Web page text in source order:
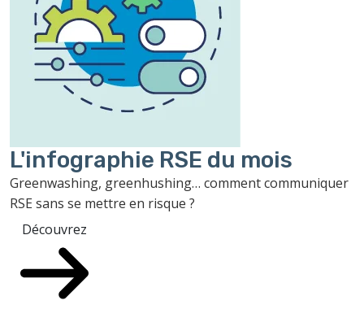
L'infographie RSE du mois
Greenwashing, greenhushing… comment communiquer
RSE sans se mettre en risque ?
Découvrez